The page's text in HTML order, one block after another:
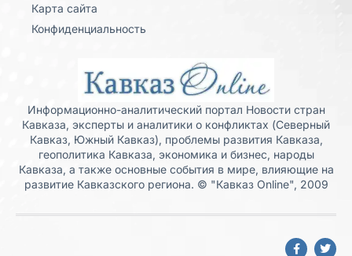
Карта сайта
Конфиденциальность
Информационно-аналитический портал Новости стран
Кавказа, эксперты и аналитики о конфликтах (Северный
Кавказ, Южный Кавказ), проблемы развития Кавказа,
геополитика Кавказа, экономика и бизнес, народы
Кавказа, а также основные события в мире, влияющие на
развитие Кавказского региона. © "Кавказ Online", 2009